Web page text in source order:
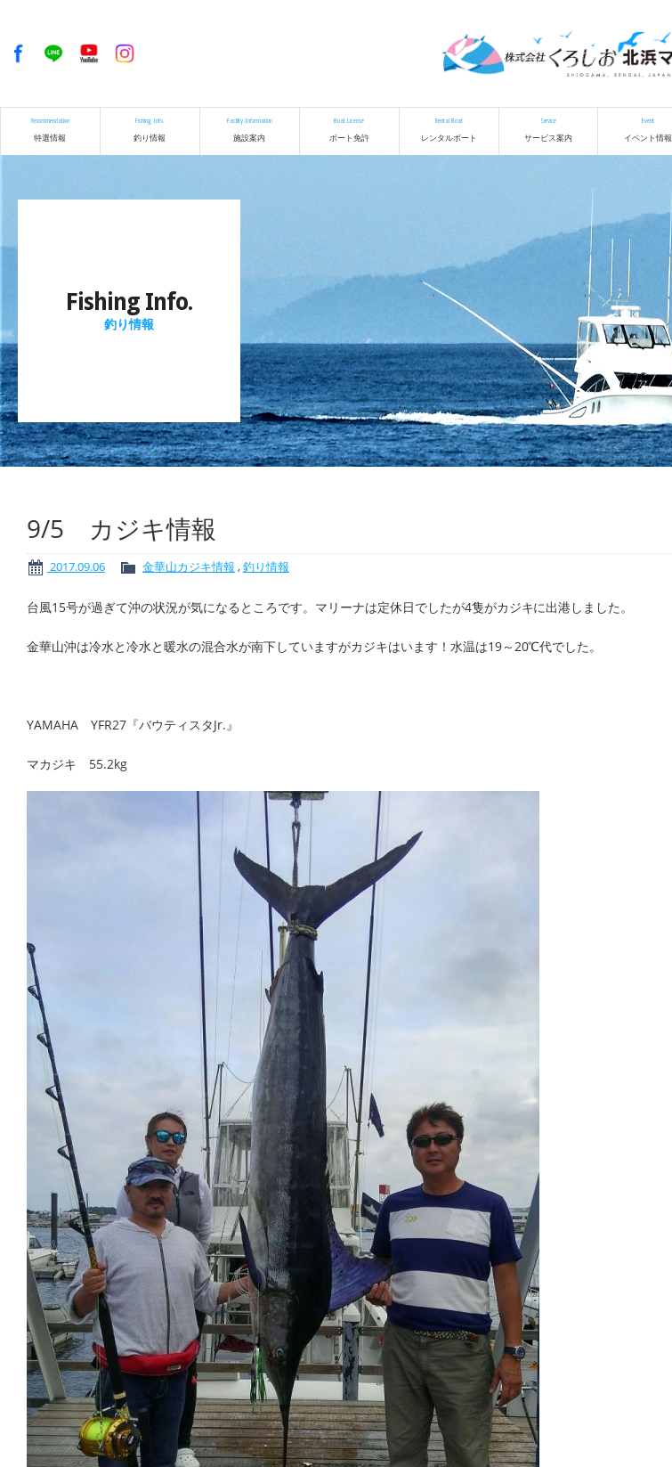
Recommendation
特選情報
Fishing Info.
釣り情報
Facility Information
施設案内
Boat License
ボート免許
Rental Boat
レンタルボート
Service
サービス案内
Event
イベント情報
Fishing Info.
釣り情報
9/5 カジキ情報
2017.09.06 金華山カジキ情報 ,釣り情報
台風15号が過ぎて沖の状況が気になるところです。マリーナは定休日でしたが4隻がカジキに出港しました。
金華山沖は冷水と冷水と暖水の混合水が南下していますがカジキはいます！水温は19～20℃代でした。
YAMAHA YFR27『バウティスタJr.』
マカジキ 55.2kg